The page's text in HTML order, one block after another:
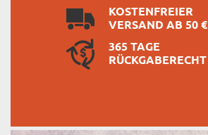
KOSTENFREIER
VERSAND AB 50 €
365 TAGE
RÜCKGABERECHT